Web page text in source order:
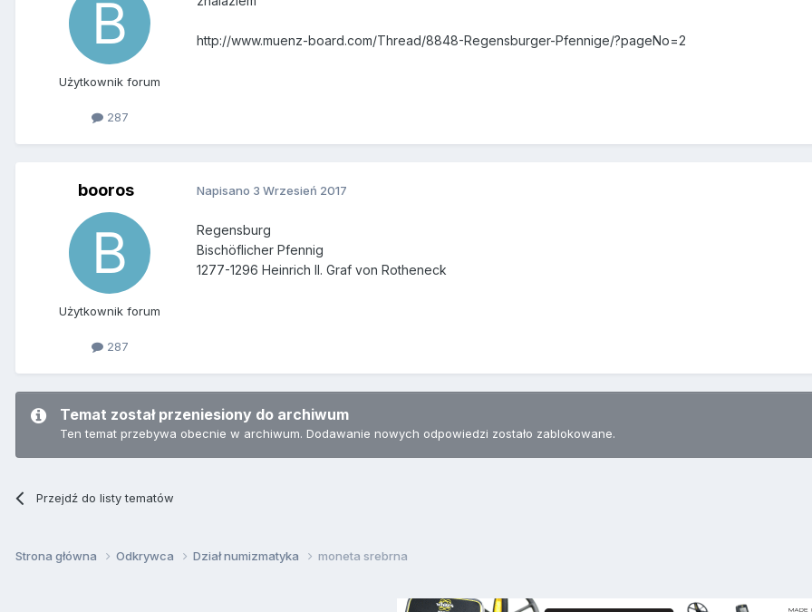
Użytkownik forum
287
http://www.muenz-board.com/Thread/8848-Regensburger-Pfennige/?pageNo=2
booros
Użytkownik forum
287
Napisano 3 Wrzesień 2017
Regensburg
Bischöflicher Pfennig
1277-1296 Heinrich II. Graf von Rotheneck
Temat został przeniesiony do archiwum
Ten temat przebywa obecnie w archiwum. Dodawanie nowych odpowiedzi zostało zablokowane.
Przejdź do listy tematów
Strona główna Odkrywca Dział numizmatyka moneta srebrna